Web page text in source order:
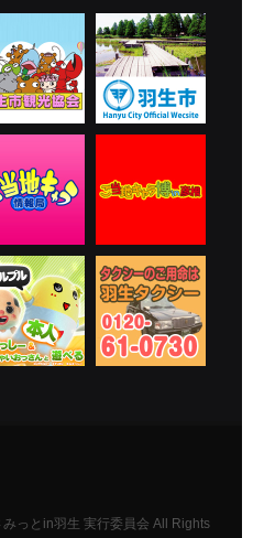
っとin羽生 実行委員会 All Rights